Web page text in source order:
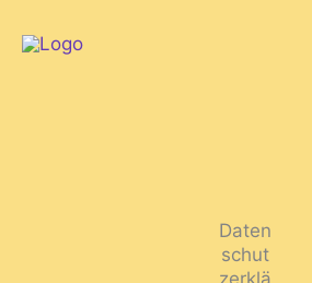
Inhalt
Daten
schut
zerklä